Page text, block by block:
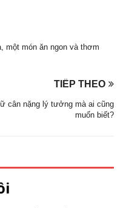
một món ăn ngon và thơm
TIẾP THEO
cân nặng lý tưởng mà ai cũng
muốn biết?